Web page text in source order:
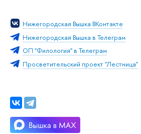
Нижегородская Вышка ВКонтакте
Нижегородская Вышка в Телеграм
ОП "Филология" в Телеграм
Просветительский проект "Лестница"